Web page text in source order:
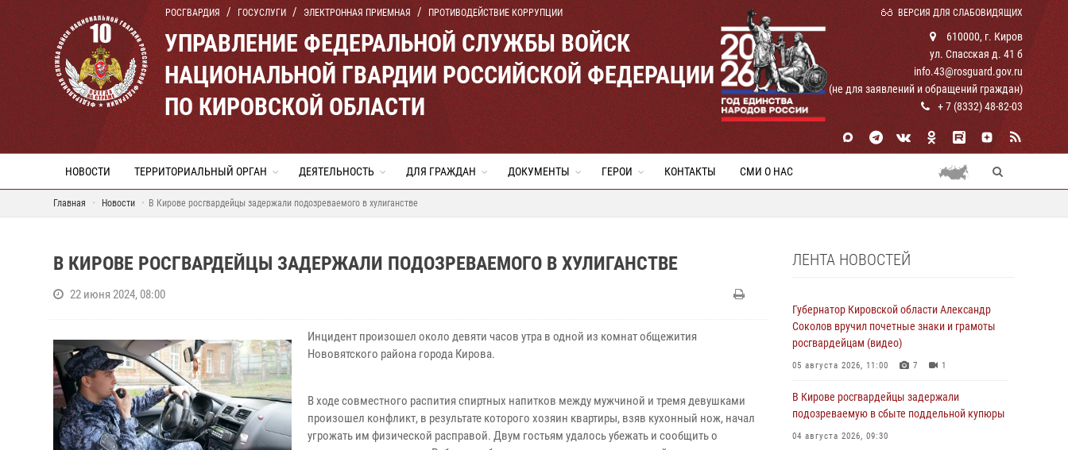
РОСГВАРДИЯ ГОСУСЛУГИ ЭЛЕКТРОННАЯ ПРИЕМНАЯ ПРОТИВОДЕЙСТВИЕ КОРРУПЦИИ ВЕРСИЯ ДЛЯ СЛАБОВИДЯЩИХ
УПРАВЛЕНИЕ ФЕДЕРАЛЬНОЙ СЛУЖБЫ ВОЙСК
НАЦИОНАЛЬНОЙ ГВАРДИИ РОССИЙСКОЙ ФЕДЕРАЦИИ
ПО КИРОВСКОЙ ОБЛАСТИ
610000, г. Киров
ул. Спасская д. 41 б
info.43@rosguard.gov.ru
(не для заявлений и обращений граждан)
+ 7 (8332) 48-82-03
НОВОСТИ ТЕРРИТОРИАЛЬНЫЙ ОРГАН ДЕЯТЕЛЬНОСТЬ ДЛЯ ГРАЖДАН ДОКУМЕНТЫ ГЕРОИ КОНТАКТЫ СМИ О НАС
Главная Новости В Кирове росгвардейцы задержали подозреваемого в хулиганстве
В КИРОВЕ РОСГВАРДЕЙЦЫ ЗАДЕРЖАЛИ ПОДОЗРЕВАЕМОГО В ХУЛИГАНСТВЕ
22 июня 2024, 08:00
Инцидент произошел около девяти часов утра в одной из комнат общежития
Нововятского района города Кирова.
В ходе совместного распития спиртных напитков между мужчиной и тремя девушками
произошел конфликт, в результате которого хозяин квартиры, взяв кухонный нож, начал
угрожать им физической расправой. Двум гостьям удалось убежать и сообщить о
ЛЕНТА НОВОСТЕЙ
Губернатор Кировской области Александр
Соколов вручил почетные знаки и грамоты
росгвардейцам (видео)
05 августа 2026, 11:00 7 1
В Кирове росгвардейцы задержали
подозреваемую в сбыте поддельной купюры
04 августа 2026, 09:30